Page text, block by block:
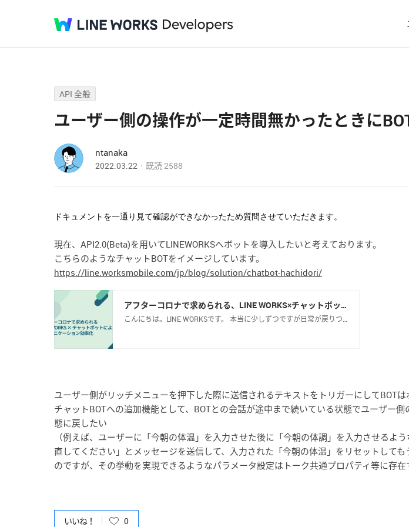
API 全般
ユーザー側の操作が一定時間無かったときに
ntanaka
2022.03.22 既読2588
ドキュメントを一通り見て確認ができなかったため質問させていただきます。
現在、API2.0(Beta)を用いてLINEWORKSへボットを導入したいと考えております。
こちらのようなチャットBOTをイメージしています。
https://line.worksmobile.com/jp/blog/solution/chatbot-hachidori/
アフターコロナで求められる、LINE WORKS×チャットボットによるコミュニケ
ユーザー側がリッチメニューを押下した際に送信されるテキストをトリガーにしてBOT
チャットBOTへの追加機能として、BOTとの会話が途中まで続いている状態でユーザー
態に戻したい
（例えば、ユーザーに「今朝の体温」を入力させた後に「今朝の体調」を入力させる
直してください」とメッセージを送信して、入力された「今朝の体温」をリセットしても
のですが、その挙動を実現できるようなパラメータ設定はトーク共通プロパティ等に存在
いいね！ 0